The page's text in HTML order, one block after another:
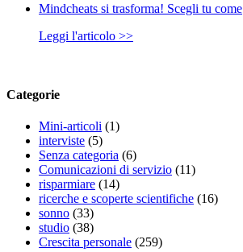
Mindcheats si trasforma! Scegli tu come
Leggi l'articolo >>
Categorie
Mini-articoli (1)
interviste (5)
Senza categoria (6)
Comunicazioni di servizio (11)
risparmiare (14)
ricerche e scoperte scientifiche (16)
sonno (33)
studio (38)
Crescita personale (259)